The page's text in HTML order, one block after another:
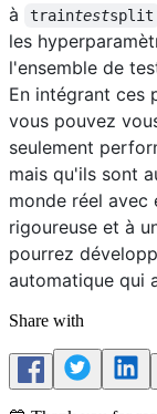
à
traintestsplit
les
l'ensemble de
En intégrant ces
vous pouvez
seulement
mais qu'ils sont
monde réel avec
rigoureuse et à
pourrez
automatique qui
Share with